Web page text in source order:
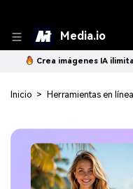
Media.io
Crea imágenes IA
Inicio > Herramientas en línea